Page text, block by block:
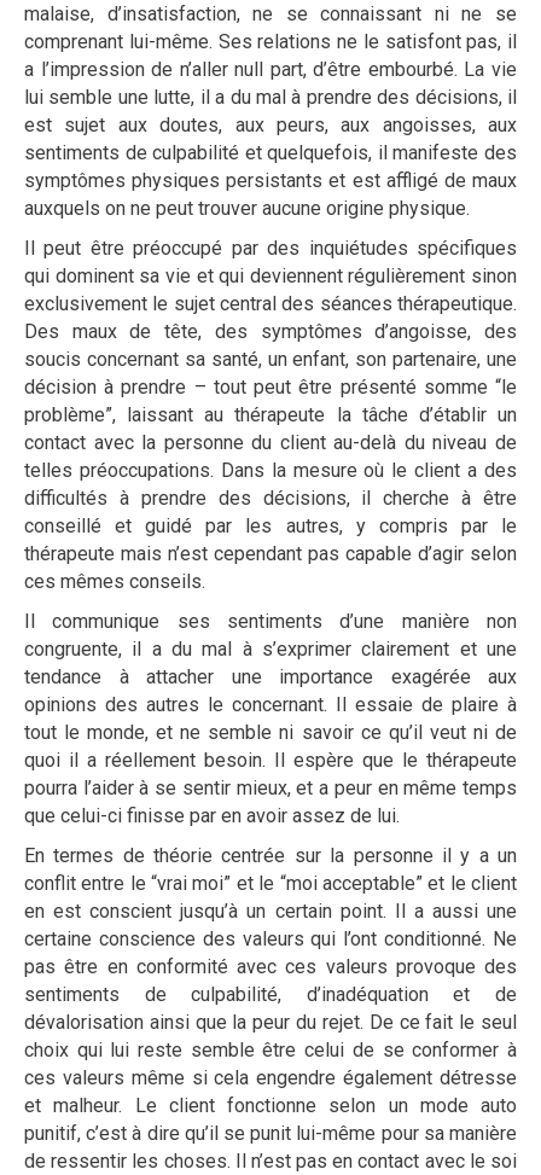
malaise, d’insatisfaction, ne se connaissant ni ne se
comprenant lui-même. Ses relations ne le satisfont pas, il
a l’impression de n’aller null part, d’être embourbé. La vie
lui semble une lutte, il a du mal à prendre des décisions, il
est sujet aux doutes, aux peurs, aux angoisses, aux
sentiments de culpabilité et quelquefois, il manifeste des
symptômes physiques persistants et est affligé de maux
auxquels on ne peut trouver aucune origine physique.
Il peut être préoccupé par des inquiétudes spécifiques
qui dominent sa vie et qui deviennent régulièrement sinon
exclusivement le sujet central des séances thérapeutique.
Des maux de tête, des symptômes d’angoisse, des
soucis concernant sa santé, un enfant, son partenaire, une
décision à prendre – tout peut être présenté somme “le
problème”, laissant au thérapeute la tâche d’établir un
contact avec la personne du client au-delà du niveau de
telles préoccupations. Dans la mesure où le client a des
difficultés à prendre des décisions, il cherche à être
conseillé et guidé par les autres, y compris par le
thérapeute mais n’est cependant pas capable d’agir selon
ces mêmes conseils.
Il communique ses sentiments d’une manière non
congruente, il a du mal à s’exprimer clairement et une
tendance à attacher une importance exagérée aux
opinions des autres le concernant. Il essaie de plaire à
tout le monde, et ne semble ni savoir ce qu’il veut ni de
quoi il a réellement besoin. Il espère que le thérapeute
pourra l’aider à se sentir mieux, et a peur en même temps
que celui-ci finisse par en avoir assez de lui.
En termes de théorie centrée sur la personne il y a un
conflit entre le “vrai moi” et le “moi acceptable” et le client
en est conscient jusqu’à un certain point. Il a aussi une
certaine conscience des valeurs qui l’ont conditionné. Ne
pas être en conformité avec ces valeurs provoque des
sentiments de culpabilité, d’inadéquation et de
dévalorisation ainsi que la peur du rejet. De ce fait le seul
choix qui lui reste semble être celui de se conformer à
ces valeurs même si cela engendre également détresse
et malheur. Le client fonctionne selon un mode auto
punitif, c’est à dire qu’il se punit lui-même pour sa manière
de ressentir les choses. Il n’est pas en contact avec le soi